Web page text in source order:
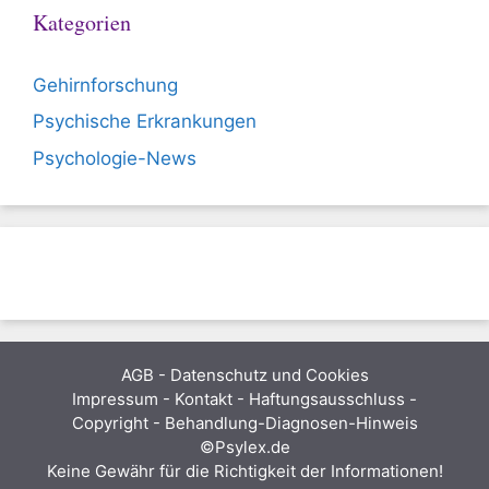
Kategorien
Gehirnforschung
Psychische Erkrankungen
Psychologie-News
AGB - Datenschutz und Cookies
Impressum - Kontakt - Haftungsausschluss -
Copyright - Behandlung-Diagnosen-Hinweis
©Psylex.de
Keine Gewähr für die Richtigkeit der Informationen!